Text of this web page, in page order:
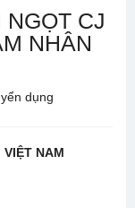
NGỌT CJ
NHÂN
dụng
VIỆT NAM